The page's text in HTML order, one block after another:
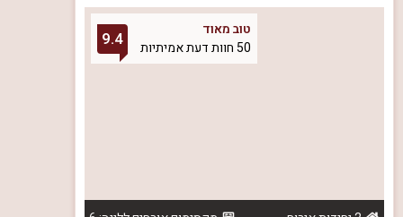
טוב מאוד
50 חוות דעת אמיתיות
9.4